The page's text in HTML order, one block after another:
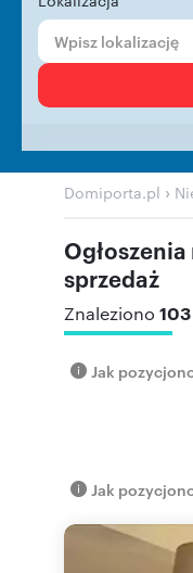
Domiporta.pl ›
sprzedaż
Znaleziono
Jak
Jak